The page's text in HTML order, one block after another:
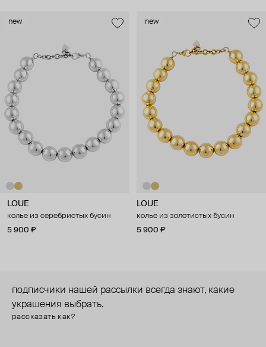
new
LOUE
колье из серебристых бусин
5 900 ₽
new
LOUE
колье из золотистых бусин
5 900 ₽
подписчики нашей рассылки всегда знают, какие
украшения выбрать.
рассказать как?